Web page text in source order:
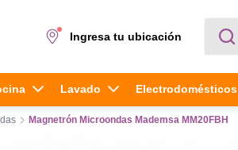
Ingresa tu ubicación
Lavado Electrodomésticos
Magnetrón Microondas Mademsa MM20FBH